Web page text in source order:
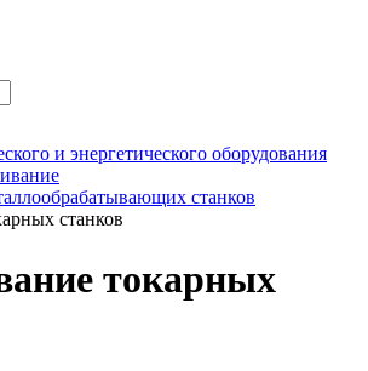
и энергетического оборудования
станков
станков
токарных